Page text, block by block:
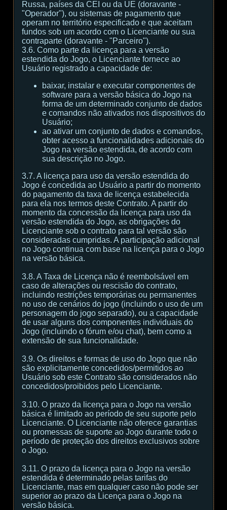
Russa, países da CEI ou da UE (doravante -
"Operador"), ou sistemas de pagamento que
operam no território especificado e que aceitam
fundos sob um acordo com o Licenciante ou sua
contraparte (doravante - "Parceiro").
3.6. Como parte da licença para a versão
estendida do Jogo, o Licenciante fornece ao
Usuário registrado a capacidade de:
baixar, instalar e executar componentes de
software para a versão básica do Jogo na
forma de um determinado conjunto de dados
e comandos não ativados nos dispositivos do
Usuário;
ao ativar um conjunto de dados e comandos,
obter acesso a funcionalidades adicionais do
Jogo na versão estendida, de acordo com
sua descrição no Jogo.
3.7. A licença para uso da versão estendida do
Jogo é concedida ao Usuário a partir do momento
do pagamento da taxa de licença estabelecida
para ela nos termos deste Contrato. A partir do
momento da concessão da licença para uso da
versão estendida do Jogo, as obrigações do
Licenciante sob o contrato para tal versão são
consideradas cumpridas. A participação adicional
no Jogo continua com base na licença para o Jogo
na versão básica.
3.8. A Taxa de Licença não é reembolsável em
caso de alterações ou rescisão do contrato,
incluindo restrições temporárias ou permanentes
no uso de cenários do jogo (incluindo o uso de um
personagem do jogo separado), ou a capacidade
de usar alguns dos componentes individuais do
Jogo (incluindo o fórum e/ou chat), bem como a
extensão de sua funcionalidade.
3.9. Os direitos e formas de uso do Jogo que não
são explicitamente concedidos/permitidos ao
Usuário sob este Contrato são considerados não
concedidos/proibidos pelo Licenciante.
3.10. O prazo da licença para o Jogo na versão
básica é limitado ao período de seu suporte pelo
Licenciante. O Licenciante não oferece garantias
ou promessas de suporte ao Jogo durante todo o
período de proteção dos direitos exclusivos sobre
o Jogo.
3.11. O prazo da licença para o Jogo na versão
estendida é determinado pelas tarifas do
Licenciante, mas em qualquer caso não pode ser
superior ao prazo da Licença para o Jogo na
versão básica.